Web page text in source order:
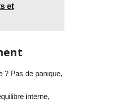
et
? Pas de panique,
interne,